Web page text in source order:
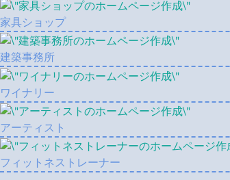
家具ショップ
建築事務所
ワイナリー
アーティスト
フィットネストレーナー